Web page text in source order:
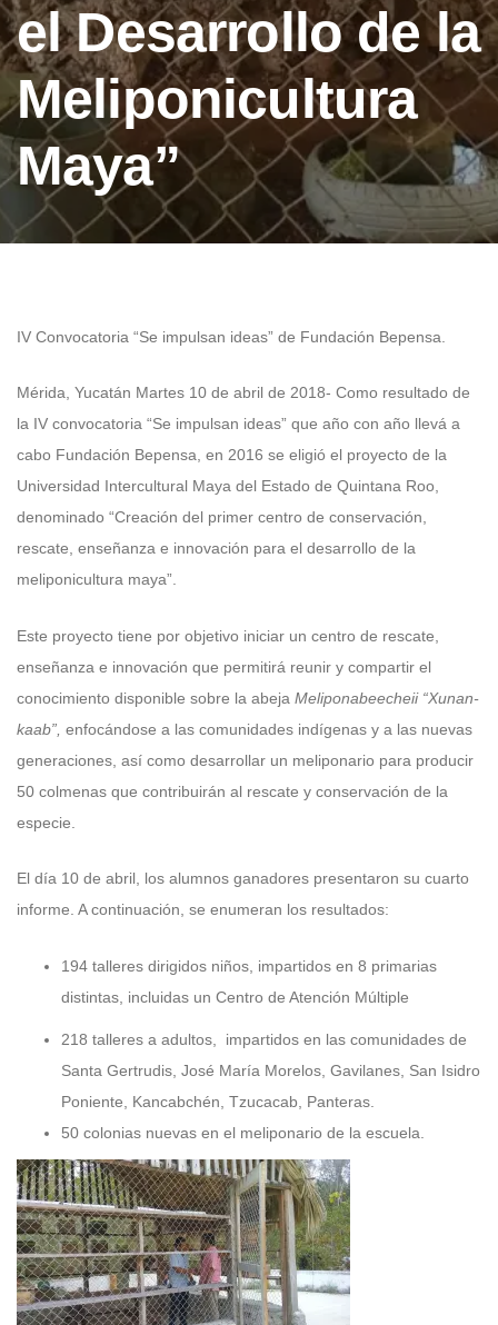
el Desarrollo de la
Meliponicultura
Maya”
IV Convocatoria “Se impulsan ideas” de Fundación Bepensa.
Mérida, Yucatán Martes 10 de abril de 2018- Como resultado de
la IV convocatoria “Se impulsan ideas” que año con año llevá a
cabo Fundación Bepensa, en 2016 se eligió el proyecto de la
Universidad Intercultural Maya del Estado de Quintana Roo,
denominado “Creación del primer centro de conservación,
rescate, enseñanza e innovación para el desarrollo de la
meliponicultura maya”.
Este proyecto tiene por objetivo iniciar un centro de rescate,
enseñanza e innovación que permitirá reunir y compartir el
conocimiento disponible sobre la abeja Meliponabeecheii “Xunan-
kaab”, enfocándose a las comunidades indígenas y a las nuevas
generaciones, así como desarrollar un meliponario para producir
50 colmenas que contribuirán al rescate y conservación de la
especie.
El día 10 de abril, los alumnos ganadores presentaron su cuarto
informe. A continuación, se enumeran los resultados:
194 talleres dirigidos niños, impartidos en 8 primarias
distintas, incluidas un Centro de Atención Múltiple
218 talleres a adultos, impartidos en las comunidades de
Santa Gertrudis, José María Morelos, Gavilanes, San Isidro
Poniente, Kancabchén, Tzucacab, Panteras.
50 colonias nuevas en el meliponario de la escuela.